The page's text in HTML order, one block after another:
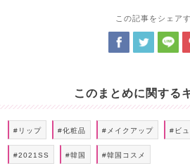
この記事をシェア
このまとめに関する
#リップ #化粧品 #メイクアップ #ビ
#2021SS #韓国 #韓国コスメ